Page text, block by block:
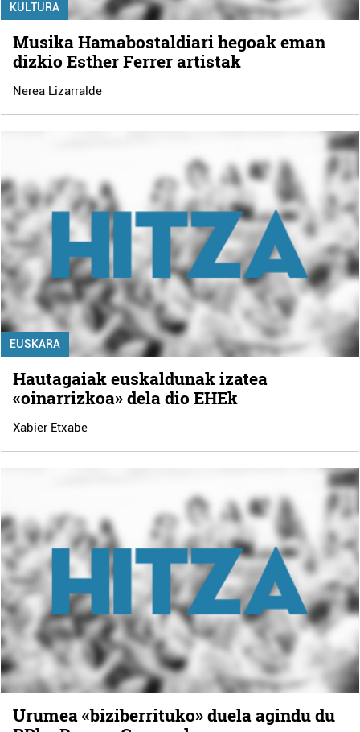
KULTURA
Musika Hamabostaldiari hegoak eman
dizkio Esther Ferrer artistak
Nerea Lizarralde
EUSKARA
Hautagaiak euskaldunak izatea
«oinarrizkoa» dela dio EHEk
Xabier Etxabe
Urumea «biziberrituko» duela agindu du